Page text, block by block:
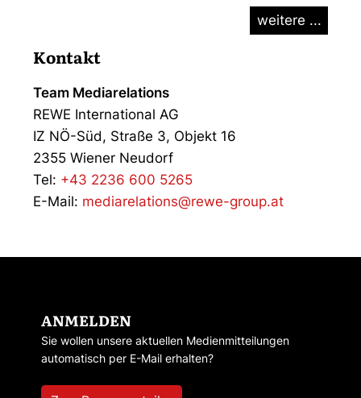
weitere ...
Kontakt
Team Mediarelations
REWE International AG
IZ NÖ-Süd, Straße 3, Objekt 16
2355 Wiener Neudorf
Tel: +43 2236 600 5265
E-Mail: mediarelations@rewe-group.at
ANMELDEN
Sie wollen unsere aktuellen Medienmitteilungen
automatisch per E-Mail erhalten?